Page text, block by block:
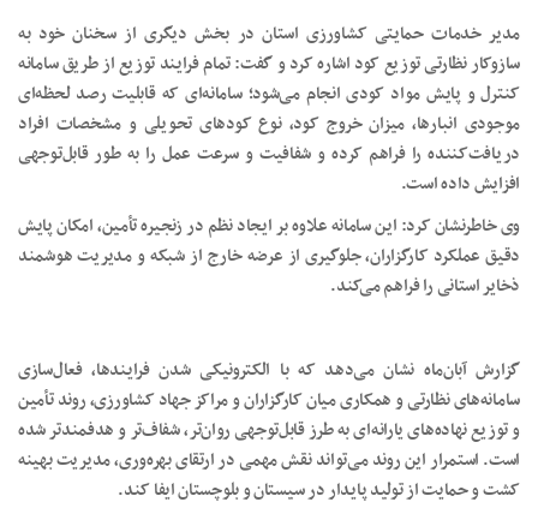
مدیر خدمات حمایتی کشاورزی استان در بخش دیگری از سخنان خود به
سازوکار نظارتی توزیع کود اشاره کرد و گفت: تمام فرایند توزیع از طریق سامانه
کنترل و پایش مواد کودی انجام می‌شود؛ سامانه‌ای که قابلیت رصد لحظه‌ای
موجودی انبارها، میزان خروج کود، نوع کودهای تحویلی و مشخصات افراد
دریافت‌کننده را فراهم کرده و شفافیت و سرعت عمل را به طور قابل‌توجهی
افزایش داده است.
وی خاطرنشان کرد: این سامانه علاوه بر ایجاد نظم در زنجیره تأمین، امکان پایش
دقیق عملکرد کارگزاران، جلوگیری از عرضه خارج از شبکه و مدیریت هوشمند
ذخایر استانی را فراهم می‌کند.
گزارش آبان‌ماه نشان می‌دهد که با الکترونیکی شدن فرایندها، فعال‌سازی
سامانه‌های نظارتی و همکاری میان کارگزاران و مراکز جهاد کشاورزی، روند تأمین
و توزیع نهاده‌های یارانه‌ای به طرز قابل‌توجهی روان‌تر، شفاف‌تر و هدفمندتر شده
است. استمرار این روند می‌تواند نقش مهمی در ارتقای بهره‌وری، مدیریت بهینه
کشت و حمایت از تولید پایدار در سیستان و بلوچستان ایفا کند.